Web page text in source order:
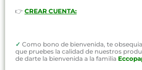
👉 CREAR CUENTA:
✓ Como bono de bienvenida, te
que pruebes la calidad de nuestros
de darte la bienvenida a la familia